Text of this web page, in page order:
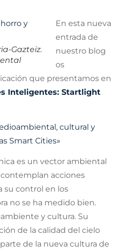
Gazteiz.
En esta nueva
entrada de
nuestro blog
os
que presentamos en
Inteligentes: Startlight
cultural y
Smart Cities»
es un vector ambiental
acciones
su control en los
no se ha medido bien.
y cultura. Su
de la calidad del cielo
de la nueva cultura de